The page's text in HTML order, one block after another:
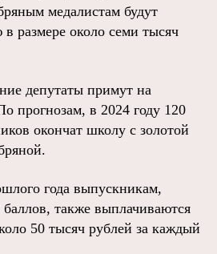
медалистам будут
размере около семи тысяч
депутаты примут на
прогнозам, в 2024 году 120
окончат школу с золотой
года выпускникам,
также выплачиваются
50 тысяч рублей за каждый